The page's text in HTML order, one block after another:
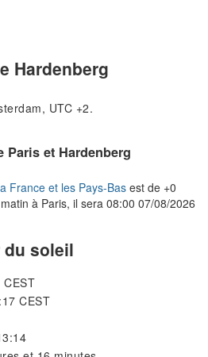
Hardenberg
UTC +2.
Paris et Hardenberg
France et les Pays-Bas est de +0
à Paris, il sera 08:00 07/08/2026
du soleil
CEST